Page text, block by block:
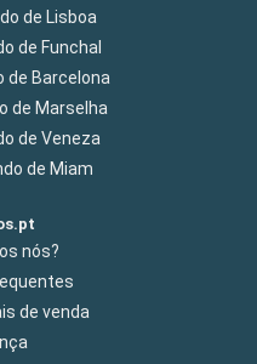
de Lisboa
de Funchal
de Barcelona
de Marselha
de Veneza
de Miam
nós?
de venda